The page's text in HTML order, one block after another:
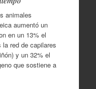
animales
aumentó un
en un 13% el
la red de capilares
y un 32% el
que sostiene a